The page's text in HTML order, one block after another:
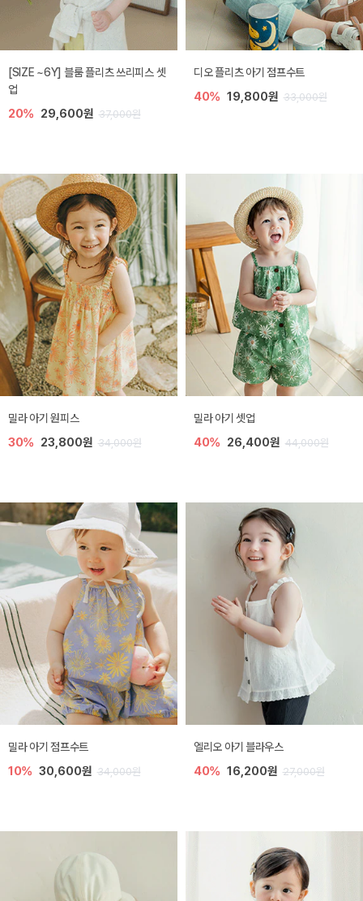
[SIZE ~6Y] 블룸 플리츠 쓰리피스 셋
업
20% 29,600원 37,000원
디오 플리츠 아기 점프수트
40% 19,800원 33,000원
밀라 아기 원피스
30% 23,800원 34,000원
밀라 아기 셋업
40% 26,400원 44,000원
밀라 아기 점프수트
10% 30,600원 34,000원
엘리오 아기 블라우스
40% 16,200원 27,000원